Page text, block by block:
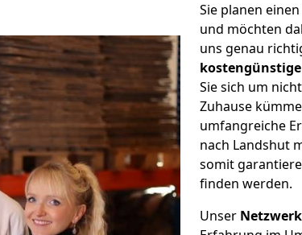
Sie planen
und möchten
uns genau
Sie sich um
Zuhause
umfangreiche
nach Landshut
somit
finden werden.
Unser Netzwerk